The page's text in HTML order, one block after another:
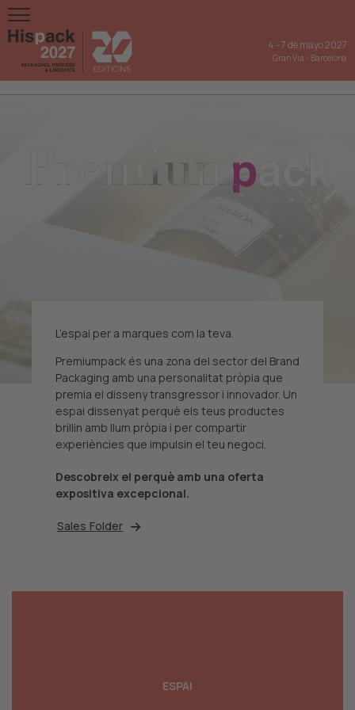
4 -7 de mayo 2027
Gran Via - Barcelona
L’espai per a marques com la teva.
Premiumpack és una zona del sector del Brand
Packaging amb una personalitat pròpia que
premia el disseny transgressor i innovador. Un
espai dissenyat perquè els teus productes
brillin amb llum pròpia i per compartir
experiències que impulsin el teu negoci.
Descobreix el perquè amb una oferta
expositiva excepcional.
Sales Folder
ESPAI
que volen reposicionar els seus productes o